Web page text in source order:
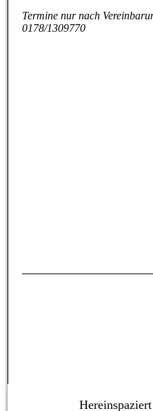
Termine nur nach
0178/1309770